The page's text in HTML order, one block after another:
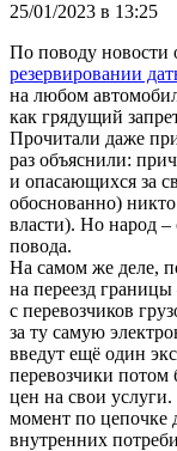
25/01/2023 в 13:25
По поводу новости
резервировании
на любом
как грядущий
Прочитали даже
раз объяснили:
и опасающихся за
обоснованно)
власти). Но народ –
повода.
На самом же деле,
на переезд границы
с перевозчиков
за ту самую
введут ещё один
перевозчики потом
цен на свои
момент по цепочке
внутренних